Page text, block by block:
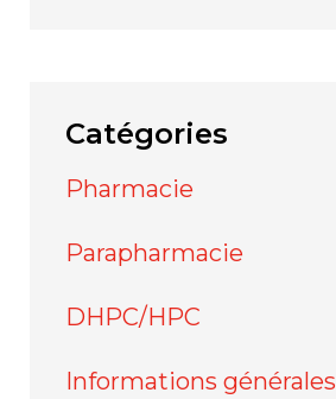
Catégories
Pharmacie
Parapharmacie
DHPC/HPC
Informations générales